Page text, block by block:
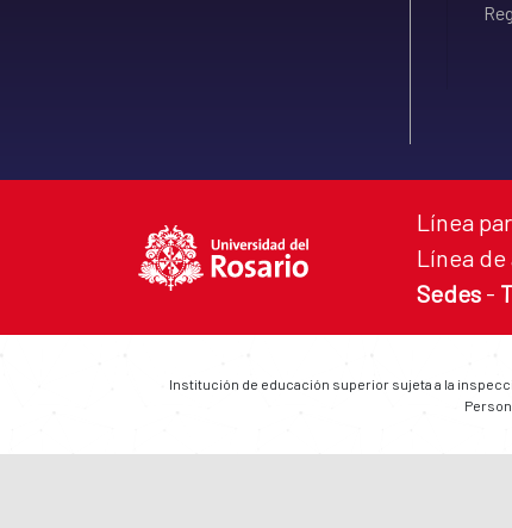
Línea
Línea de
Sedes -
Institución de educación superior sujeta a la